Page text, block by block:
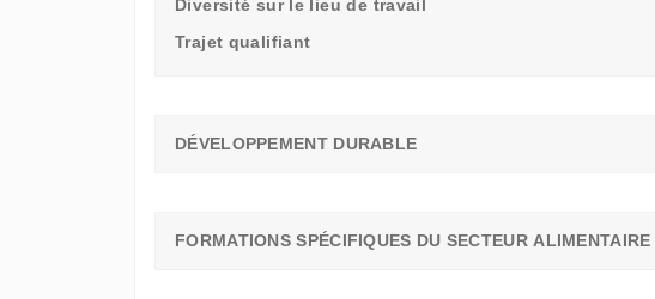
Diversité sur le lieu de travail
Trajet qualifiant
DÉVELOPPEMENT DURABLE
FORMATIONS SPÉCIFIQUES DU SECTEUR ALIMENTAIRE